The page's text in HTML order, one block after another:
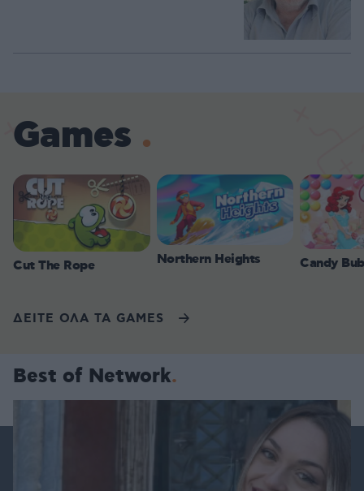
Games
Cut The Rope Northern Heights Candy
ΔΕΙΤΕ ΟΛΑ ΤΑ GAMES
Best of Network